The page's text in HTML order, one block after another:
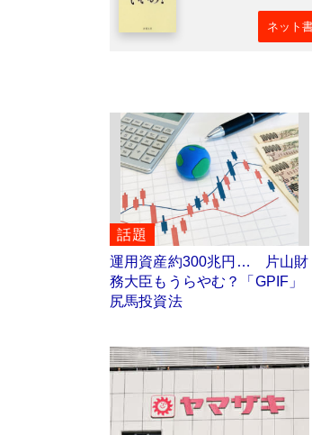
ネット
話題
運用資産約300兆円… 片山財
務大臣もうらやむ？「GPIF」
尻馬投資法